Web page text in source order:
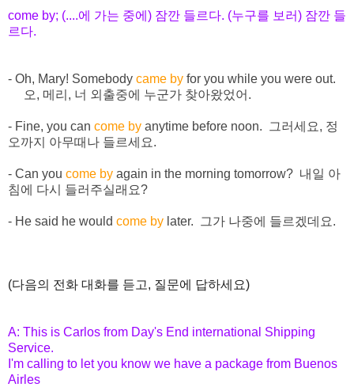
come by; (....에 가는 중에) 잠깐 들르다. (누구를 보러) 잠깐 들
르다.
- Oh, Mary! Somebody came by for you while you were out.
오, 메리, 너 외출중에 누군가 찾아왔었어.
- Fine, you can come by anytime before noon. 그러세요, 정
오까지 아무때나 들르세요.
- Can you come by again in the morning tomorrow? 내일 아
침에 다시 들러주실래요?
- He said he would come by later. 그가 나중에 들르겠데요.
(다음의 전화 대화를 듣고, 질문에 답하세요)
A: This is Carlos from Day's End international Shipping
Service.
I'm calling to let you know we have a package from Buenos
Airles